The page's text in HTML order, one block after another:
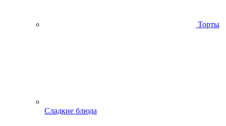
Торты
Сладкие блюда